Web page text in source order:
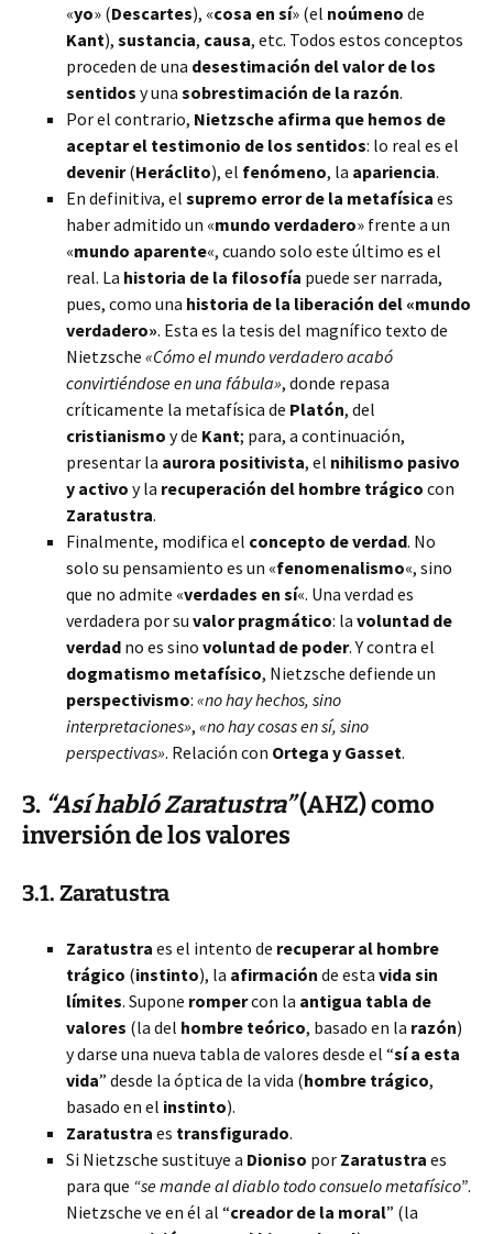
«yo» (Descartes), «cosa en sí» (el noúmeno de
Kant), sustancia, causa, etc. Todos estos conceptos
proceden de una desestimación del valor de los
sentidos y una sobrestimación de la razón.
Por el contrario, Nietzsche afirma que hemos de
aceptar el testimonio de los sentidos: lo real es el
devenir(Heráclito), el fenómeno, la apariencia.
En definitiva, el supremo error de la metafísica es
haber admitido un «mundo verdadero» frente a un
«mundo aparente«, cuando solo este último es el
real. La historia de la filosofía puede ser narrada,
pues, como una historia de la liberación del «mundo
verdadero». Esta es la tesis del magnífico texto de
Nietzsche «Cómo el mundo verdadero acabó
convirtiéndose en una fábula», donde repasa
críticamente la metafísica de Platón, del
cristianismo y de Kant; para, a continuación,
presentar la aurora positivista, el nihilismo pasivo
y activo y la recuperación del hombre trágico con
Zaratustra.
Finalmente, modifica el concepto de verdad. No
solo su pensamiento es un «fenomenalismo«, sino
que no admite «verdades en sí«. Una verdad es
verdadera por su valor pragmático: la voluntad de
verdad no es sino voluntad de poder. Y contra el
dogmatismo metafísico, Nietzsche defiende un
perspectivismo: «no hay hechos, sino
interpretaciones», «no hay cosas en sí, sino
perspectivas». Relación con Ortega y Gasset.
3. “Así habló Zaratustra”(AHZ) como
inversión de los valores
3.1. Zaratustra
Zaratustra es el intento de recuperar al hombre
trágico (instinto), la afirmación de esta vida sin
límites. Supone rompercon la antigua tabla de
valores (la del hombre teórico, basado en la razón)
y darse una nueva tabla de valores desde el “sí a esta
vida” desde la óptica de la vida (hombre trágico,
basado en el instinto).
Zaratustra es transfigurado.
Si Nietzsche sustituye a Dioniso por Zaratustra es
para que “se mande al diablo todo consuelo metafísico”.
Nietzsche ve en él al “creador de la moral” (la